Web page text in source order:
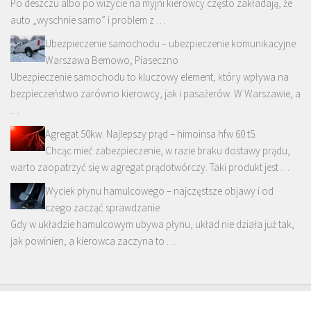
Po deszczu albo po wizycie na myjni kierowcy często zakładają, że
auto „wyschnie samo” i problem z …
Ubezpieczenie samochodu – ubezpieczenie komunikacyjne
Warszawa Bemowo, Piaseczno
Ubezpieczenie samochodu to kluczowy element, który wpływa na
bezpieczeństwo zarówno kierowcy, jak i pasażerów. W Warszawie, a
…
Agregat 50kw. Najlepszy prąd – himoinsa hfw 60 t5.
Chcąc mieć zabezpieczenie, w razie braku dostawy prądu,
warto zaopatrzyć się w agregat prądotwórczy. Taki produkt jest …
Wyciek płynu hamulcowego – najczęstsze objawy i od
czego zacząć sprawdzanie
Gdy w układzie hamulcowym ubywa płynu, układ nie działa już tak,
jak powinien, a kierowca zaczyna to …